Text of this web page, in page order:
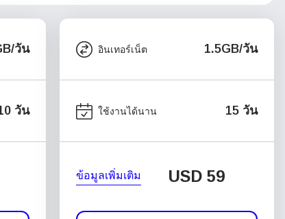
วัน
วัน
อินเทอร์เน็ต 1.5GB/วัน
ใช้งานได้นาน 15 วัน
ข้อมูลเพิ่มเติม USD 59